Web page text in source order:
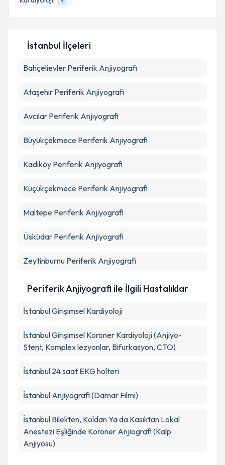
E-posta Adresiniz
Metni 'ni okudum ve kişisel verilerimin belirtilen
İstanbul İlçeleri
Bahçelievler Periferik Anjiyografi
Ataşehir Periferik Anjiyografi
Avcılar Periferik Anjiyografi
Büyükçekmece Periferik Anjiyografi
Kadıköy Periferik Anjiyografi
Küçükçekmece Periferik Anjiyografi
Maltepe Periferik Anjiyografi
Üsküdar Periferik Anjiyografi
Zeytinburnu Periferik Anjiyografi
Periferik Anjiyografi ile İlgili Hastalıklar
İstanbul Girişimsel Kardiyoloji
İstanbul Girişimsel Koroner Kardiyoloji (Anjiyo-
Stent, Komplex lezyonlar, Bifurkasyon, CTO)
İstanbul 24 saat EKG holteri
İstanbul Anjiyografi (Damar Filmi)
İstanbul Bilekten, Koldan Ya da Kasıktan Lokal
Anestezi Eşliğinde Koroner Anjiografi (Kalp
Anjiyosu)